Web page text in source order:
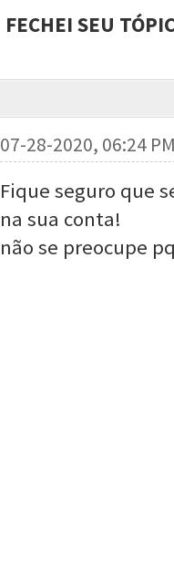
FECHEI SEU
07-28-2020, 06:24
Fique seguro que
na sua conta!
não se preocupe